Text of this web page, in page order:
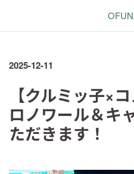
2025-12-11
【クルミッ子×
ロノワール＆キ
ただきます！